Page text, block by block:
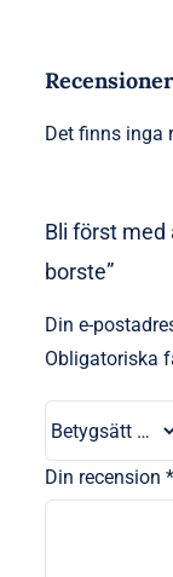
Recensioner
Det finns inga
Bli först med
borste”
Din e-
Obligatoriska
Din recension *